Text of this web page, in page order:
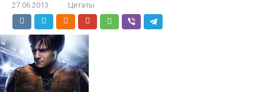
27.06.2013 Цитаты